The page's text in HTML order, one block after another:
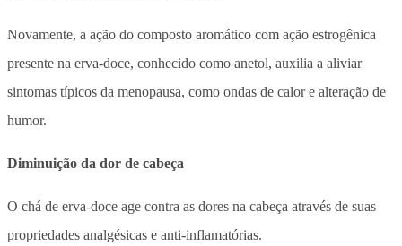
Novamente, a ação do composto aromático com ação estrogênica
presente na erva-doce, conhecido como anetol, auxilia a aliviar
sintomas típicos da menopausa, como ondas de calor e alteração de
humor.
Diminuição da dor de cabeça
O chá de erva-doce age contra as dores na cabeça através de suas
propriedades analgésicas e anti-inflamatórias.